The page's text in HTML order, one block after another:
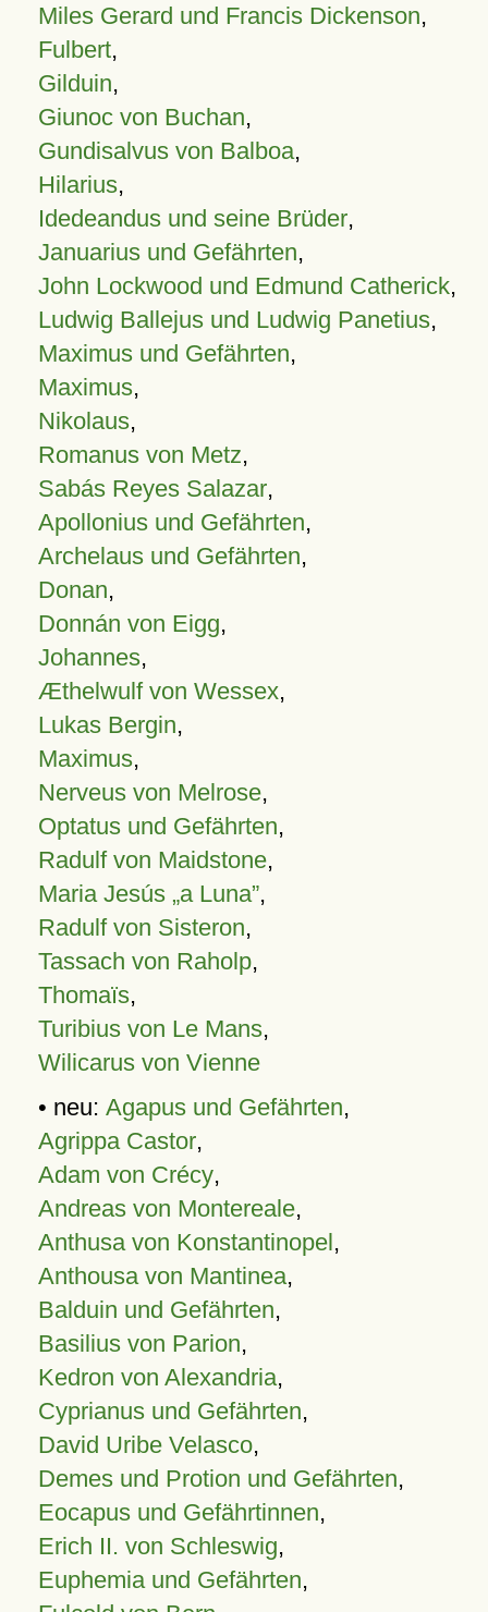
Miles Gerard und Francis Dickenson,
Fulbert,
Gilduin,
Giunoc von Buchan,
Gundisalvus von Balboa,
Hilarius,
Idedeandus und seine Brüder,
Januarius und Gefährten,
John Lockwood und Edmund Catherick,
Ludwig Ballejus und Ludwig Panetius,
Maximus und Gefährten,
Maximus,
Nikolaus,
Romanus von Metz,
Sabás Reyes Salazar,
Apollonius und Gefährten,
Archelaus und Gefährten,
Donan,
Donnán von Eigg,
Johannes,
Æthelwulf von Wessex,
Lukas Bergin,
Maximus,
Nerveus von Melrose,
Optatus und Gefährten,
Radulf von Maidstone,
Maria Jesús „a Luna”,
Radulf von Sisteron,
Tassach von Raholp,
Thomaïs,
Turibius von Le Mans,
Wilicarus von Vienne
• neu: Agapus und Gefährten,
Agrippa Castor,
Adam von Crécy,
Andreas von Montereale,
Anthusa von Konstantinopel,
Anthousa von Mantinea,
Balduin und Gefährten,
Basilius von Parion,
Kedron von Alexandria,
Cyprianus und Gefährten,
David Uribe Velasco,
Demes und Protion und Gefährten,
Eocapus und Gefährtinnen,
Erich II. von Schleswig,
Euphemia und Gefährten,